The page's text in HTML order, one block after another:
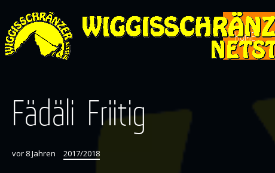
HOME
Fädäli Friitig
vor 8 Jahren 2017/2018